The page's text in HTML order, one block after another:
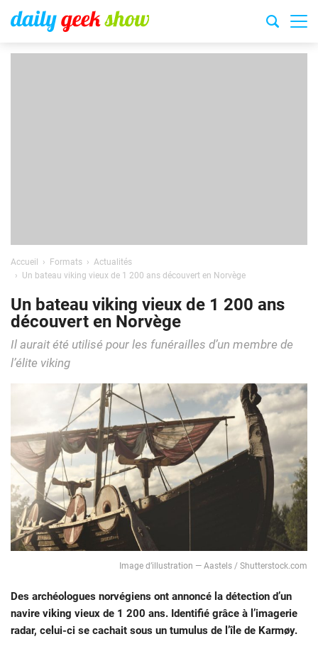
Accueil Formats
Actualités
Un bateau viking vieux de 1 200 ans découvert en Norvège
Un bateau viking vieux de 1 200 ans
découvert en Norvège
Il aurait été utilisé pour les funérailles d’un membre de
l’élite viking
Image d’illustration — Aastels / Shutterstock.com
Des archéologues norvégiens ont annoncé la détection d’un
navire viking vieux de 1 200 ans. Identifié grâce à l’imagerie
radar, celui-ci se cachait sous un tumulus de l’île de Karmøy.